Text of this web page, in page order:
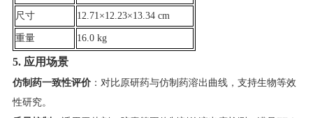
尺寸 12.71×12.23×13.34 cm
重量 16.0 kg
​5. 应用场景​
​仿制药一致性评价​​：对比原研药与仿制药溶出曲线，支持生物等效
性研究。